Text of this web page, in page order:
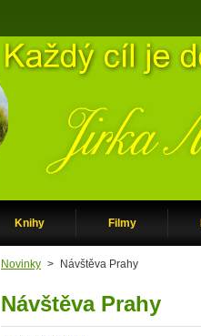
Knihy Filmy
Novinky > Návštěva Prahy
Návštěva Prahy